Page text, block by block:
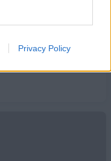
Privacy Policy